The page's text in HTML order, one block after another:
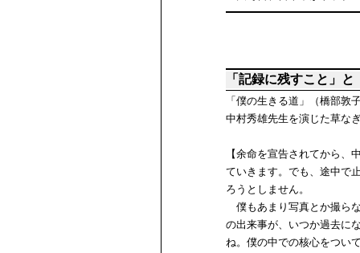
「記録に残すこと」
「僕の生きる道」（橋部
中村秀雄先生を演じた草な
【余命を宣告されてから
ていきます。でも、途中で
ろうとしません。
僕もあまり写真とか撮ら
の出来事が、いつか過去に
ね。僕の中での核心をつい